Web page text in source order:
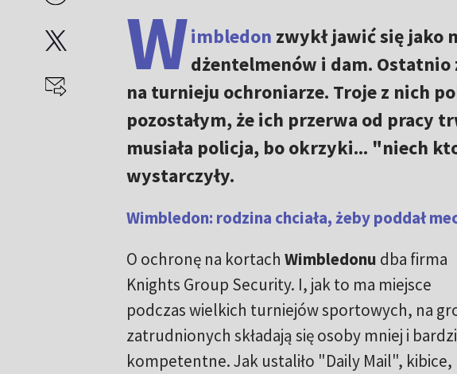
Wimbledon zwykł jawić się jako
dżentelmenów i dam. Ostatnio
na turnieju ochroniarze. Troje z nich
pozostałym, że ich przerwa od pracy
musiała policja, bo okrzyki... "niech
wystarczyły.
Wimbledon: rodzina chciała, żeby poddał
O ochronę na kortach Wimbledonu dba firma
Knights Group Security. I, jak to ma miejsce
podczas wielkich turniejów sportowych, na
zatrudnionych składają się osoby mniej i
kompetentne. Jak ustaliło "Daily Mail", kibice,